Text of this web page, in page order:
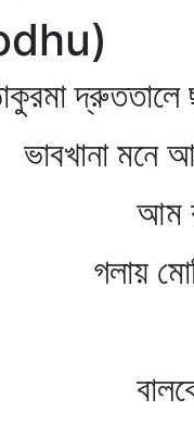
দ্রুততালে
মনে
মোতির